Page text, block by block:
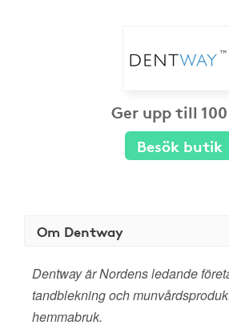
Ger upp till
Besök butik
Om Dentway
Dentway är Nordens ledande
tandblekning och
hemmabruk.